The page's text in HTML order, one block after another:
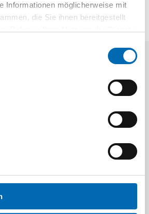
Informationen möglicherweise mit
die Sie ihnen bereitgestellt
SC FIS-CT Bit-